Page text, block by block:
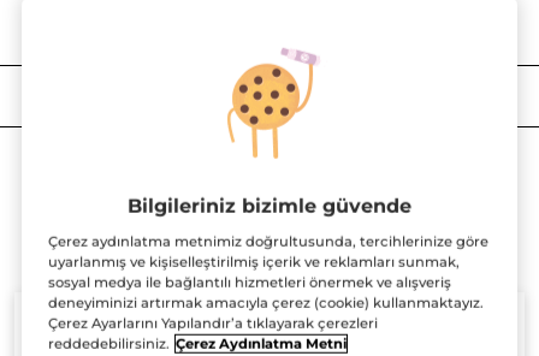
SIRALAMA
Bilgileriniz bizimle güvende
Çerez aydınlatma metnimiz doğrultusunda, tercihlerinize göre
uyarlanmış ve kişiselleştirilmiş içerik ve reklamları sunmak,
sosyal medya ile bağlantılı hizmetleri önermek ve alışveriş
deneyiminizi artırmak amacıyla çerez (cookie) kullanmaktayız.
Çerez Ayarlarını Yapılandır’a tıklayarak çerezleri
reddedebilirsiniz. Çerez Aydınlatma Metni